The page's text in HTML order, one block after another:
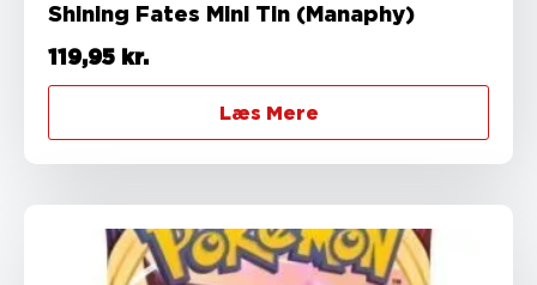
Shining Fates Mini Tin (Manaphy)
119,95 kr.
Læs Mere